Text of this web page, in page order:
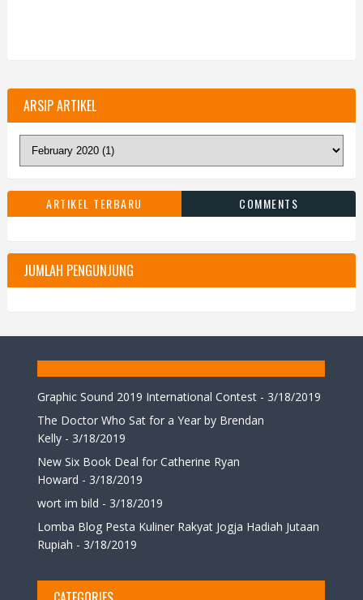
ARSIP ARTIKEL
ARTIKEL TERBARU COMMENTS
JUMLAH PENGUNJUNG
Graphic Sound 2019 International Contest - 3/18/2019
The Doctor Who Sat for a Year by Brendan
Kelly - 3/18/2019
New Six Book Deal for Catherine Ryan
Howard - 3/18/2019
wort im bild - 3/18/2019
Lomba Blog Pesta Kuliner Rakyat Jogja Hadiah Jutaan
Rupiah - 3/18/2019